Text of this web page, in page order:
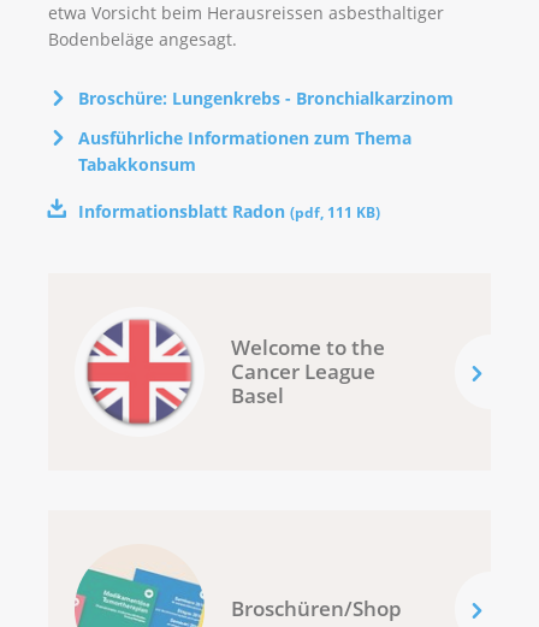
etwa Vorsicht beim Herausreissen asbesthaltiger
Bodenbeläge angesagt.
Broschüre: Lun­gen­krebs - Bron­chi­al­kar­zi­nom
Ausführliche Informationen zum Thema
Tabakkonsum
Informationsblatt Radon (pdf, 111 KB)
Welcome to the
Cancer League
Basel
Broschüren/Shop